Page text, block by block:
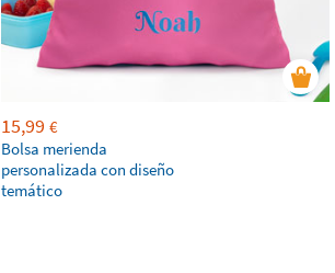
15,99 €
Bolsa merienda
personalizada con diseño
temático